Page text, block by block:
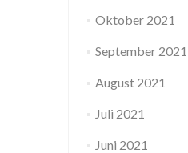
Oktober 2021
September 2021
August 2021
Juli 2021
Juni 2021